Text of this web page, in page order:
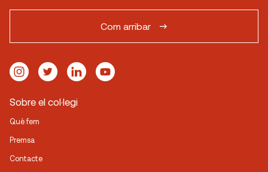
Com arribar
Sobre el col·legi
Què fem
Premsa
Contacte